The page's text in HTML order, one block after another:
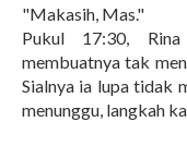
"Makasih, Mas."
Pukul 17:30,
membuatnya tak
Sialnya ia lupa tidak
menunggu, langkah